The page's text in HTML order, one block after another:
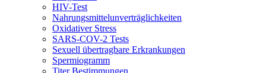
HIV-Test
Nahrungsmittel­unverträglichkeiten
Oxidativer Stress
SARS-COV-2 Tests
Sexuell übertragbare Erkrankungen
Spermiogramm
Titer Bestimmungen